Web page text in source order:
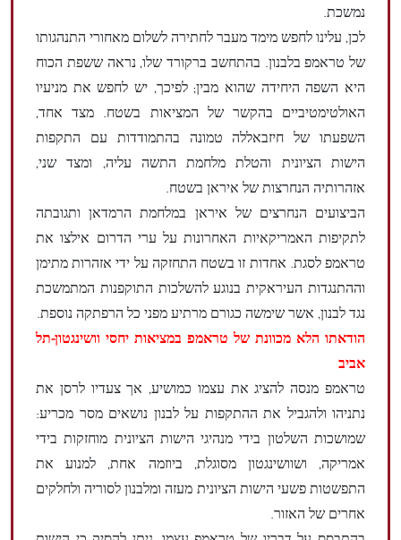
נמשכת.
לכן, עלינו לחפש מימד מעבר לחתירה לשלום מאחורי התנהגותו
של טראמפ בלבנון. בהתחשב ברקורד שלו, נראה ששפת הכוח
היא השפה היחידה שהוא מבין; לפיכך, יש לחפש את מניעיו
האולטימטיביים בהקשר של המציאות בשטח. מצד אחד,
השפעתו של חיזבאללה טמונה בהתמודדות עם התקפות
הישות הציונית והטלת מלחמת התשה עליה, ומצד שני,
אזהרותיה הנחרצות של איראן בשטח.
הביצועים הנחרצים של איראן במלחמת הרמדאן ותגובתה
לתקיפות האמריקאיות האחרונות על ערי הדרום אילצו את
טראמפ לסגת. אחדות זו בשטח התחזקה על ידי אזהרות מתימן
וההתנגדות העיראקית בנוגע להשלכות התוקפנות המתמשכת
נגד לבנון, אשר שימשה כגורם מרתיע מפני כל הרפתקה נוספת.
הודאתו הלא מכוונת של טראמפ במציאות יחסי וושינגטון-תל
אביב
טראמפ מנסה להציג את עצמו כמושיע, אך צעדיו לרסן את
נתניהו ולהגביל את ההתקפות על לבנון נושאים מסר מכריע:
שמושכות השלטון בידי מנהיגי הישות הציונית מוחזקות בידי
אמריקה, ושוושינגטון מסוגלת, ביוזמה אחת, למנוע את
התפשטות פשעי הישות הציונית מעזה ומלבנון לסוריה ולחלקים
אחרים של האזור.